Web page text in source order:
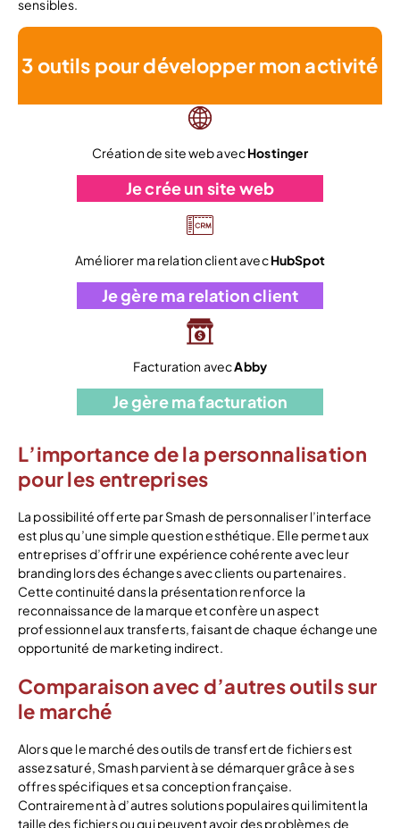
sensibles.
3 outils pour développer mon activité
Création de site web avecHostinger
Je crée un site web
Améliorer ma relation client avecHubSpot
Je gère ma relation client
Facturation avecAbby
Je gère ma facturation
L’importance de la personnalisation
pour les entreprises
La possibilité offerte par Smash de personnaliser l’interface
est plus qu’une simple question esthétique. Elle permet aux
entreprises d’offrir une expérience cohérente avec leur
branding lors des échanges avec clients ou partenaires.
Cette continuité dans la présentation renforce la
reconnaissance de la marque et confère un aspect
professionnel aux transferts, faisant de chaque échange une
opportunité de marketing indirect.
Comparaison avec d’autres outils sur
le marché
Alors que le marché des outils de transfert de fichiers est
assez saturé, Smash parvient à se démarquer grâce à ses
offres spécifiques et sa conception française.
Contrairement à d’autres solutions populaires qui limitent la
taille des fichiers ou qui peuvent avoir des problèmes de